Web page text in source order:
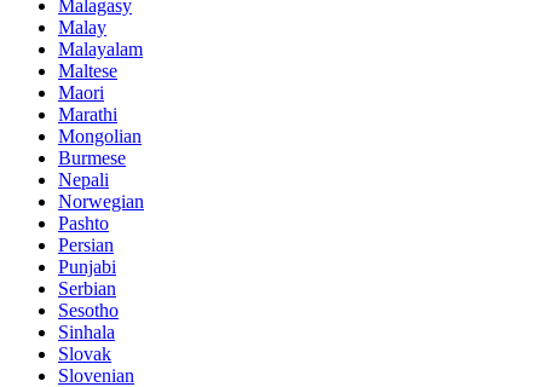
Malagasy
Malay
Malayalam
Maltese
Maori
Marathi
Mongolian
Burmese
Nepali
Norwegian
Pashto
Persian
Punjabi
Serbian
Sesotho
Sinhala
Slovak
Slovenian